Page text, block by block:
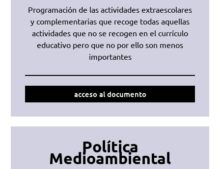
Programación de las actividades extraescolares
y complementarias que recoge todas aquellas
actividades que no se recogen en el currículo
educativo pero que no por ello son menos
importantes
acceso al documento
Política
Medioambiental